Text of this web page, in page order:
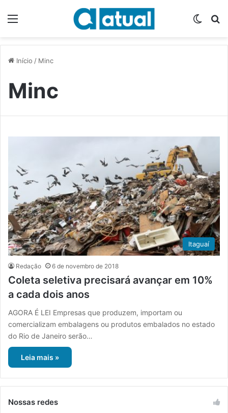
Início / Minc
Minc
Itaguaí
Redação 6 de novembro de 2018
Coleta seletiva precisará avançar em 10%
a cada dois anos
AGORA É LEI Empresas que produzem, importam ou
comercializam embalagens ou produtos embalados no estado
do Rio de Janeiro serão…
Leia mais »
Nossas redes